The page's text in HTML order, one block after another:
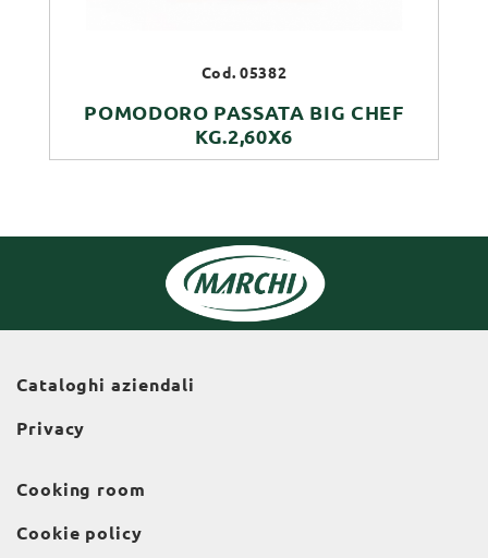
Cod. 05382
POMODORO PASSATA BIG CHEF
KG.2,60X6
Cataloghi aziendali
Privacy
Cooking room
Cookie policy